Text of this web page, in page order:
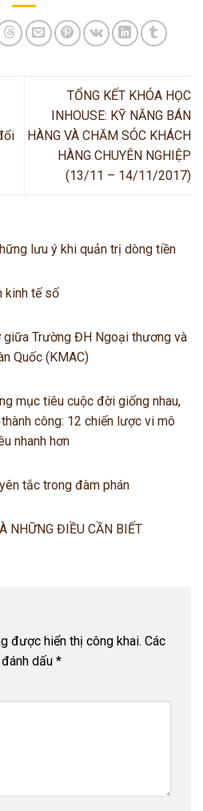
TỔNG KẾT KHÓA HỌC
INHOUSE: KỸ NĂNG BÁN
HÀNG VÀ CHĂM SÓC KHÁCH
HÀNG CHUYÊN NGHIỆP
(13/11 – 14/11/2017)
lưu ý khi quản trị dòng tiền
kinh tế số
giữa Trường ĐH Ngoại thương và
Quốc (KMAC)
mục tiêu cuộc đời giống nhau,
công: 12 chiến lược vi mô
nhanh hơn
tắc trong đàm phán
NHỮNG ĐIỀU CẦN BIẾT
được hiển thị công khai. Các
dấu *